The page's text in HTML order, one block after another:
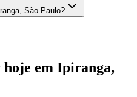
São Paulo?
em Ipiranga,